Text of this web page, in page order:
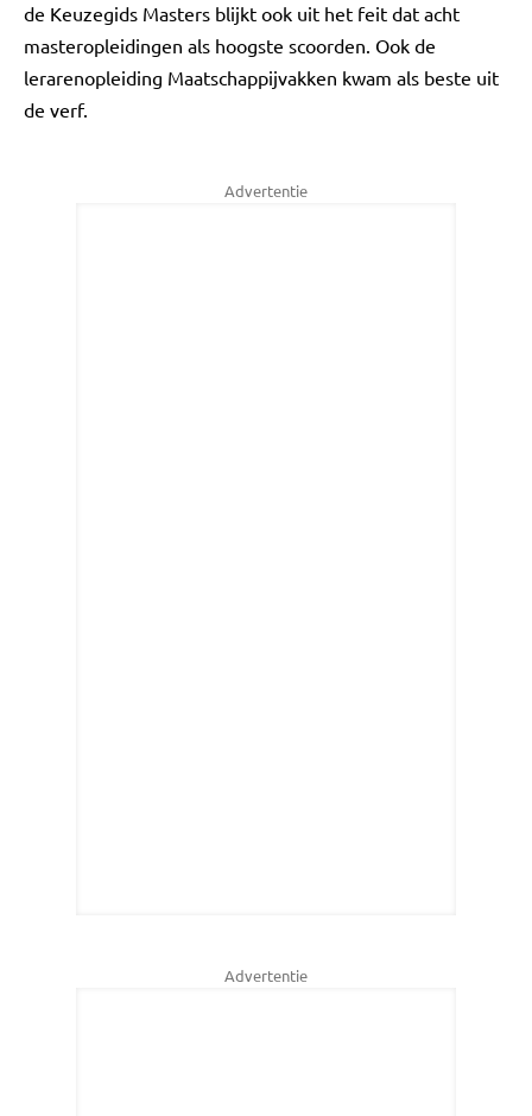
de Keuzegids Masters blijkt ook uit het feit dat acht
masteropleidingen als hoogste scoorden. Ook de
lerarenopleiding Maatschappijvakken kwam als beste uit
de verf.
Advertentie
Advertentie